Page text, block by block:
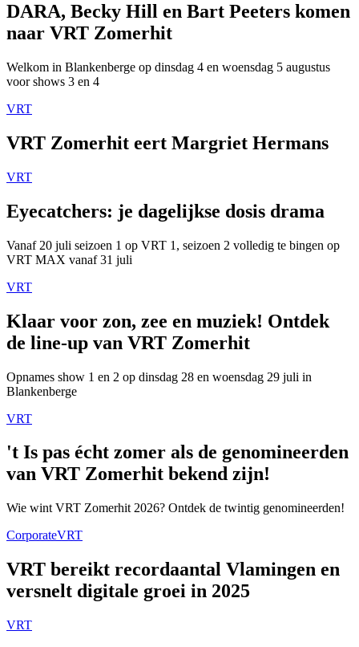
DARA, Becky Hill en Bart Peeters komen
naar VRT Zomerhit
Welkom in Blankenberge op dinsdag 4 en woensdag 5 augustus
voor shows 3 en 4
VRT
VRT Zomerhit eert Margriet Hermans
VRT
Eyecatchers: je dagelijkse dosis drama
Vanaf 20 juli seizoen 1 op VRT 1, seizoen 2 volledig te bingen op
VRT MAX vanaf 31 juli
VRT
Klaar voor zon, zee en muziek! Ontdek
de line-up van VRT Zomerhit
Opnames show 1 en 2 op dinsdag 28 en woensdag 29 juli in
Blankenberge
VRT
't Is pas écht zomer als de genomineerden
van VRT Zomerhit bekend zijn!
Wie wint VRT Zomerhit 2026? Ontdek de twintig genomineerden!
CorporateVRT
VRT bereikt recordaantal Vlamingen en
versnelt digitale groei in 2025
VRT